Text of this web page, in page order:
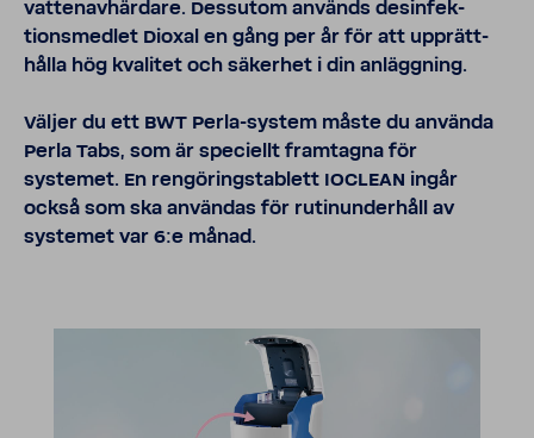
vatten­av­här­dare. Dess­utom används desin­fek­
tions­medlet Dioxal en gång per år för att upprätt­
hålla hög kvalitet och säkerhet i din anlägg­ning.
Väljer du ett BWT Perla-​system måste du använda
Perla Tabs, som är speci­ellt fram­tagna för
systemet. En rengö­ringstablett IOCLEAN ingår
också som ska användas för rutinun­der­håll av
systemet var 6:e månad.